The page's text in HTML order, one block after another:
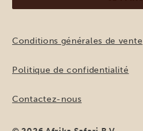
Conditions générales de vente
Politique de confidentialité
Contactez-nous